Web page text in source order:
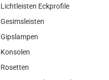
Lichtleisten Eckprofile
Gesimsleisten
Gipslampen
Konsolen
Rosetten